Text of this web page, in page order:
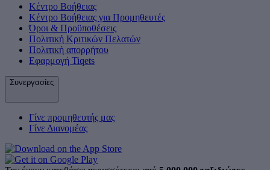
Κέντρο Βοήθειας
Κέντρο Βοήθειας για Προμηθευτές
Όροι & Προϋποθέσεις
Πολιτική Κριτικών Πελατών
Πολιτική απορρήτου
Εφαρμογή Tiqets
Συνεργασίες
Γίνε προμηθευτής μας
Γίνε Διανομέας